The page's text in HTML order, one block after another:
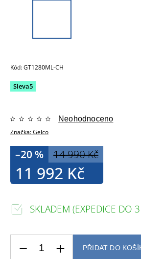
Kód:GT1280ML-CH
Sleva5
Značka:Gelco
Neohodnoceno
14 990 Kč
–20 %
11 992 Kč
SKLADEM (EXPEDICE DO
PŘIDAT DO